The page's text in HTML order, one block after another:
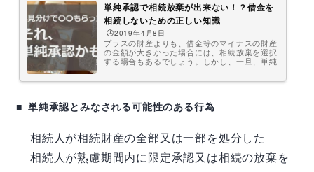
単純承認で相続放棄が出来ない！？借金を
相続しないための正しい知識
🕒️2019年4月8日
プラスの財産よりも、借金等のマイナスの財産
の金額が大きかった場合には、相続放棄を選択
する場合もあるでしょう。しかし、一旦、単純
とはできなくなってしまいます。単純承認する
す。そのようなことにならないように、この記
事で単純承認についての正しい知識を身に付け
ずは弁護士にご相談ください ...
単純承認とみなされる可能性のある行為
相続人が相続財産の全部又は一部を処分した
相続人が熟慮期間内に限定承認又は相続の放棄を